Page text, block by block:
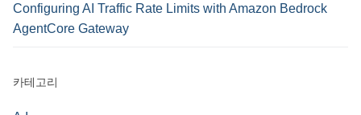
Configuring AI Traffic Rate Limits with Amazon Bedrock
AgentCore Gateway
카테고리